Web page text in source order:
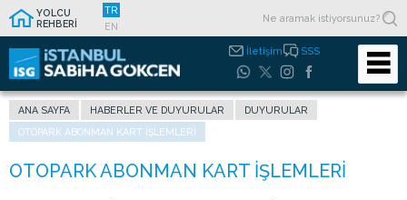
YOLCU
REHBERİ
TR
EN
İletişim SSS
ANA SAYFA HABERLER VE DUYURULAR
DUYURULAR
OTOPARK ABONMAN KART İŞLEMLERI